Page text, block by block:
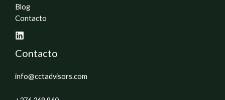
Blog
Contacto
Contacto
info@cctadvisors.com